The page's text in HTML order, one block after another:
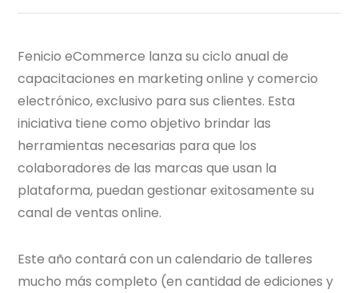
Fenicio eCommerce lanza su ciclo anual de
capacitaciones en marketing online y comercio
electrónico, exclusivo para sus clientes. Esta
iniciativa tiene como objetivo brindar las
herramientas necesarias para que los
colaboradores de las marcas que usan la
plataforma, puedan gestionar exitosamente su
canal de ventas online.
Este año contará con un calendario de talleres
mucho más completo (en cantidad de ediciones y